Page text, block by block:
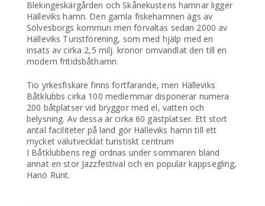
Blekingeskärgården och Skånekustens hamnar ligger
Hälleviks hamn. Den gamla fiskehamnen ägs av
Sölvesborgs kommun men förvaltas sedan 2000 av
Hälleviks Turistförening, som med hjälp med en
insats av cirka 2,5 milj. kronor omvandlat den till en
modern fritidsbåthamn.
Tio yrkesfiskare finns fortfarande, men Hälleviks
Båtklubbs cirka 100 medlemmar disponerar numera
200 båtplatser vid bryggor med el, vatten och
belysning. Av dessa är cirka 60 gästplatser. Ett stort
antal faciliteter på land gör Hälleviks hamn till ett
mycket välutvecklat turistiskt centrum
I Båtklubbens regi ordnas under sommaren bland
annat en stor Jazzfestival och en populär kappsegling,
Hanö Runt.